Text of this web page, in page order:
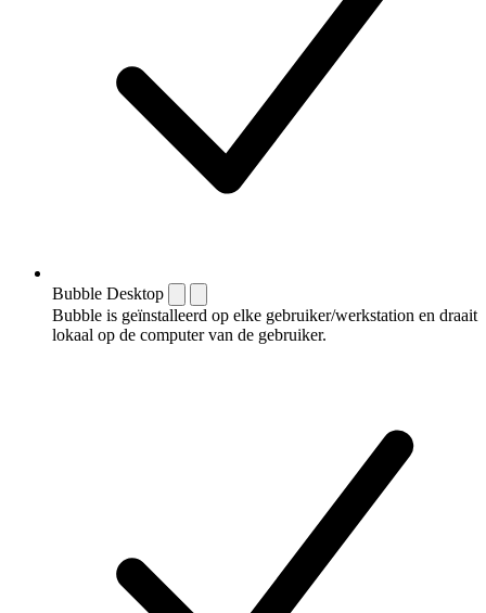
Bubble Desktop
Bubble is geïnstalleerd op elke gebruiker/werkstation en draait
lokaal op de computer van de gebruiker.